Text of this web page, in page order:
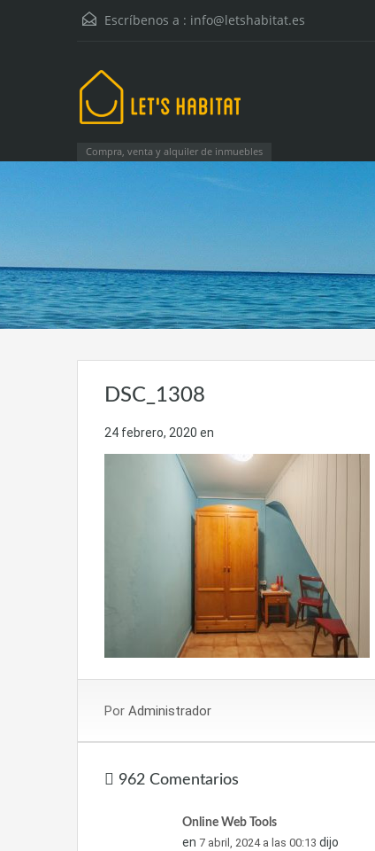
Escríbenos a : info@letshabitat.es
Compra, venta y alquiler de inmuebles
DSC_1308
24 febrero, 2020 en
Por Administrador
962 Comentarios
Online Web Tools
en 7 abril, 2024 a las 00:13 dijo